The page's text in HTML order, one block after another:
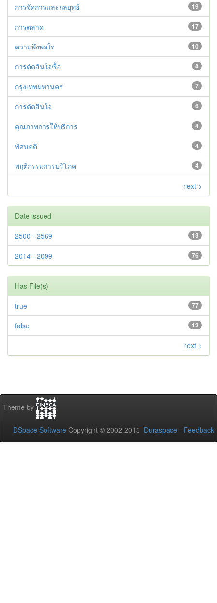
19
การจัดการและกลยุทธ์
17
การตลาด
10
ความพึงพอใจ
8
การตัดสินใจซื้อ
7
กรุงเทพมหานคร
6
การตัดสินใจ
4
คุณภาพการให้บริการ
4
ทัศนคติ
4
พฤติกรรมการบริโภค
next >
Date issued
13
2500 - 2569
76
2014 - 2099
Has File(s)
77
true
12
false
next >
Theme by
DSpace Software Copyright © 2002-2013 Duraspace - Feedback